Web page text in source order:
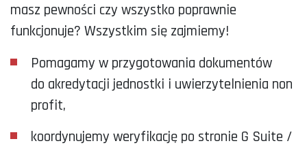
masz pewności czy wszystko poprawnie
funkcjonuje? Wszystkim się zajmiemy!
Pomagamy w przygotowania dokumentów
do akredytacji jednostki i uwierzytelnienia non
profit,
koordynujemy weryfikację po stronie G Suite /